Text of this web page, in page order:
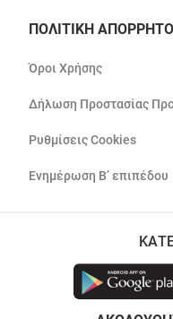
ΠΟΛΙΤΙΚΗ
Όροι Χρήσης
Δήλωση Προστασίας
Ρυθμίσεις Cookies
Ενημέρωση Β’ επιπέδου